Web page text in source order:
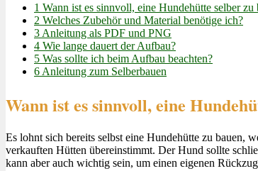
1 Wann ist es sinnvoll, eine Hundehütte selber zu
2 Welches Zubehör und Material benötige ich?
3 Anleitung als PDF und PNG
4 Wie lange dauert der Aufbau?
5 Was sollte ich beim Aufbau beachten?
6 Anleitung zum Selberbauen
Wann ist es sinnvoll, eine
Es lohnt sich bereits selbst eine Hundehütte zu bauen,
verkauften Hütten übereinstimmt. Der Hund sollte
kann aber auch wichtig sein, um einen eigenen